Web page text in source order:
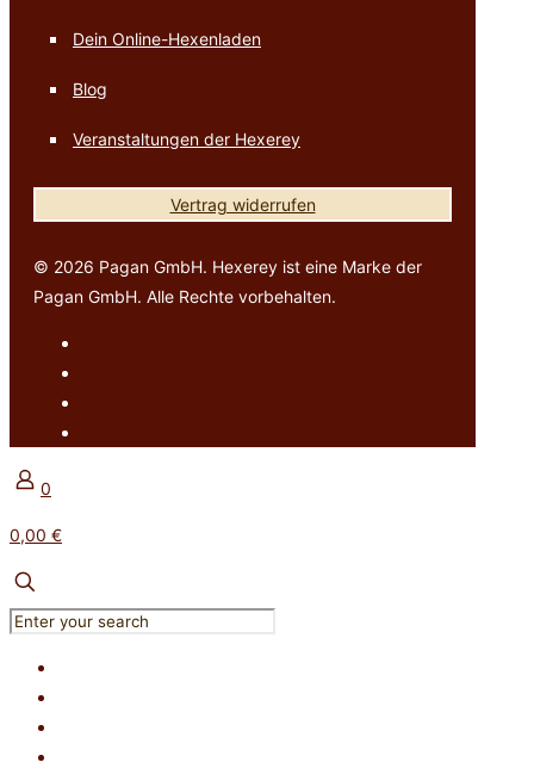
Dein Online-Hexenladen
Blog
Veranstaltungen der Hexerey
Vertrag widerrufen
© 2026 Pagan GmbH. Hexerey ist eine Marke der
Pagan GmbH. Alle Rechte vorbehalten.
0
0,00 €